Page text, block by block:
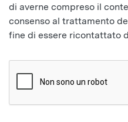
di averne compreso il
consenso al trattamento
fine di essere ricontattato